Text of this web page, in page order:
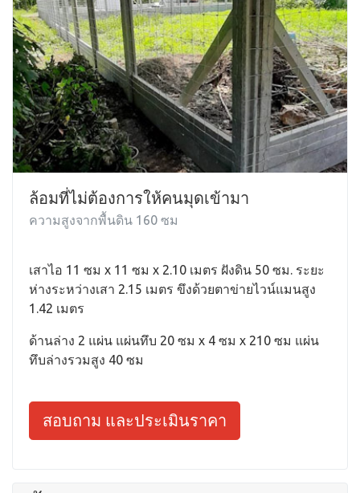
ล้อมที่ไม่ต้องการให้คนมุดเข้ามา
ความสูงจากพื้นดิน 160 ซม
เสาไอ 11 ซม x 11 ซม x 2.10 เมตร ฝังดิน 50 ซม. ระยะ
ห่างระหว่างเสา 2.15 เมตร ขึงด้วยตาข่ายไวน์แมนสูง
1.42 เมตร
ด้านล่าง 2 แผ่น แผ่นทึบ 20 ซม x 4 ซม x 210 ซม แผ่น
ทึบล่างรวมสูง 40 ซม
สอบถาม และประเมินราคา